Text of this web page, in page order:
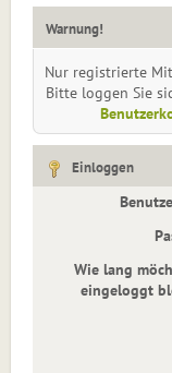
Warnung!
Nur registrierte
Bitte loggen Sie
Einloggen
Wie lang
eingeloggt